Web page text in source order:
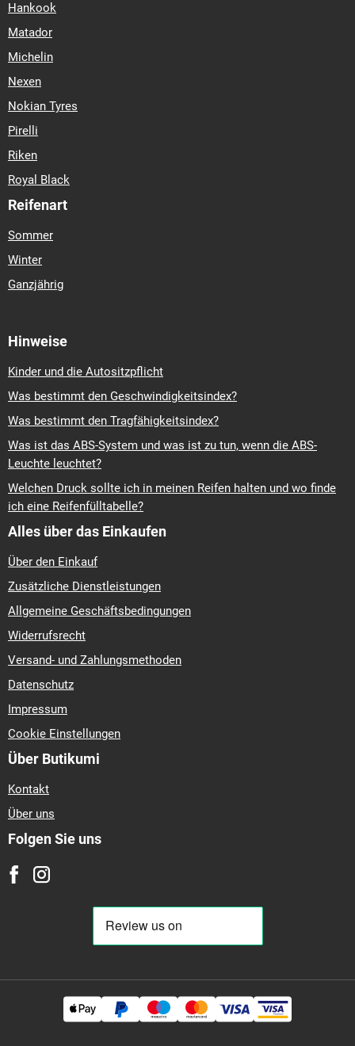
Hankook
Matador
Michelin
Nexen
Nokian Tyres
Pirelli
Riken
Royal Black
Reifenart
Sommer
Winter
Ganzjährig
Hinweise
Kinder und die Autositzpflicht
Was bestimmt den Geschwindigkeitsindex?
Was bestimmt den Tragfähigkeitsindex?
Was ist das ABS-System und was ist zu tun, wenn die ABS-
Leuchte leuchtet?
Welchen Druck sollte ich in meinen Reifen halten und wo finde
ich eine Reifenfülltabelle?
Alles über das Einkaufen
Über den Einkauf
Zusätzliche Dienstleistungen
Allgemeine Geschäftsbedingungen
Widerrufsrecht
Versand- und Zahlungsmethoden
Datenschutz
Impressum
Cookie Einstellungen
Über Butikumi
Kontakt
Über uns
Folgen Sie uns